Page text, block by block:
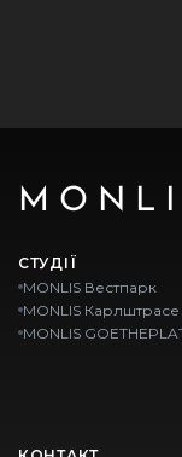
СТУДІЇ
MONLIS Вестпарк
MONLIS Карлштрасе
MONLIS